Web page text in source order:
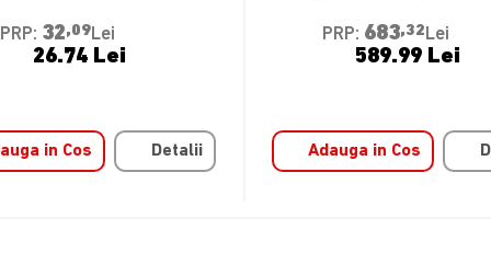
PRP:683,32Lei
589.99 Lei
in Cos Detalii
PRP:12850,78Lei
10708.98 Lei
Adauga in Cos